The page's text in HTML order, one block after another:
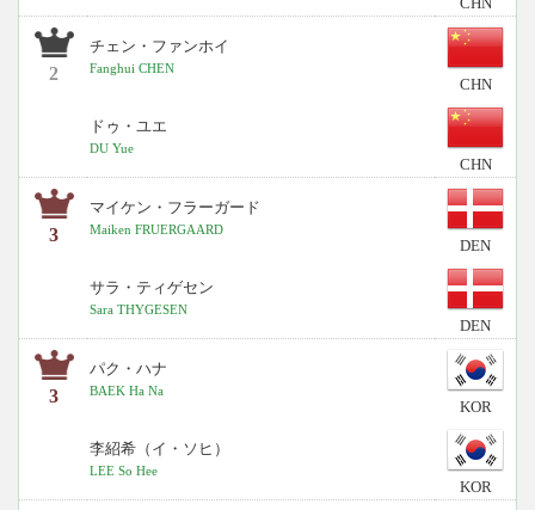
2
チェン・ファンホイ
Fanghui CHEN
CHN
ドゥ・ユエ
DU Yue
CHN
3
マイケン・フラーガード
Maiken FRUERGAARD
DEN
サラ・ティゲセン
Sara THYGESEN
DEN
3
パク・ハナ
BAEK Ha Na
KOR
李紹希（イ・ソヒ）
LEE So Hee
KOR